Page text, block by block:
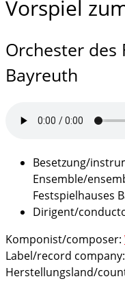
Vorspiel
Orchester des
Bayreuth
Festspielhauses
Komponist/composer:
Label/record company:
Herstellungsland/